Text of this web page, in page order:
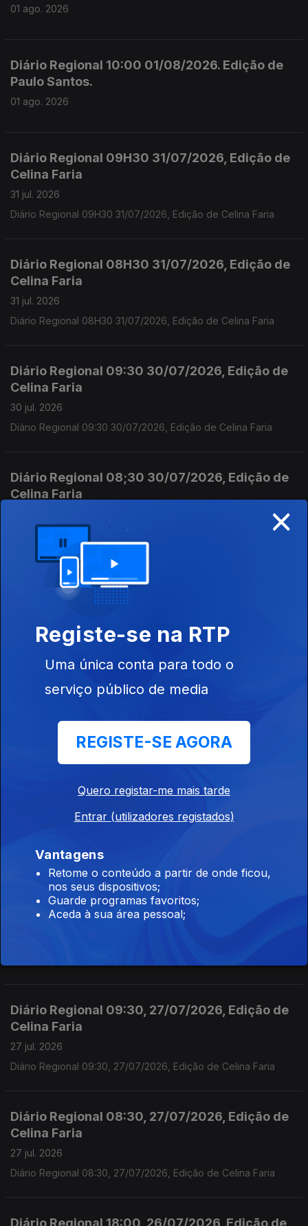
01 ago. 2026
Diário Regional 10:00 01/08/2026. Edição de
Paulo Santos.
01 ago. 2026
Diário Regional 09H30 31/07/2026, Edição de
Celina Faria
31 jul. 2026
Diário Regional 09H30 31/07/2026, Edição de Celina Faria
Diário Regional 08H30 31/07/2026, Edição de
Celina Faria
31 jul. 2026
Diário Regional 08H30 31/07/2026, Edição de Celina Faria
Diário Regional 09:30 30/07/2026, Edição de
Celina Faria
30 jul. 2026
Diário Regional 09:30 30/07/2026, Edição de Celina Faria
Diário Regional 08;30 30/07/2026, Edição de
Celina Faria
Diário Regional 08;30 30/07/2026, Edição de Celina Faria
Diário Regional 09;30 29/07/2026, Edição de
Celina Faria
Diário Regional 09;30 29/07/2026, Edição de Celina Faria
Diário Regional 08;30 29/07/2026, Edição de
29 jul. 2026
Diário Regional 08;30 29/07/2026, Edição de Celina Faria
Diário Regional 08;30 28/07/2026, Edição de
Celina Faria
Diário Regional 08;30 28/07/2026, Edição de Celina Faria
Diário Regional 09;30 28/07/2026, Edição de
Celina Faria
Diário Regional 09:30, 27/07/2026, Edição de
Celina Faria
27 jul. 2026
Diário Regional 09:30, 27/07/2026, Edição de Celina Faria
Diário Regional 08:30, 27/07/2026, Edição de
Celina Faria
27 jul. 2026
Diário Regional 08:30, 27/07/2026, Edição de Celina Faria
Diário Regional 18:00, 26/07/2026, Edição de
×
Registe-se na RTP
Uma única conta para todo o
serviço público de media
REGISTE-SE AGORA
Quero registar-me mais tarde
Entrar (utilizadores registados)
Vantagens
Retome o conteúdo a partir de onde ficou,
nos seus dispositivos;
Guarde programas favoritos;
Aceda à sua área pessoal;